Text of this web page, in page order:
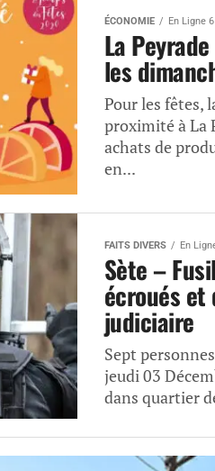
ÉCONOMIE En Ligne
La
les
Pour les fêtes,
proximité à La
achats de
en...
FAITS DIVERS En
Sète –
écroués et
judiciaire
Sept
jeudi 03
dans quartier